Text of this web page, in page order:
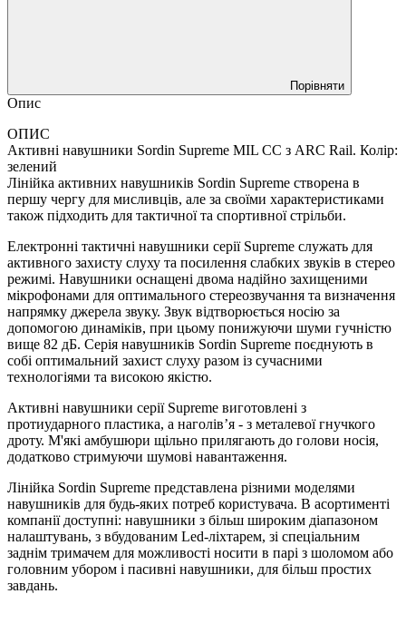
Порівняти
Опис
ОПИС
Активні навушники Sordin Supreme MIL CC з ARC Rail. Колір:
зелений
Лінійка активних навушників Sordin Supreme створена в
першу чергу для мисливців, але за своїми характеристиками
також підходить для тактичної та спортивної стрільби.
Електронні тактичні навушники серії Supreme служать для
активного захисту слуху та посилення слабких звуків в стерео
режимі. Навушники оснащені двома надійно захищеними
мікрофонами для оптимального стереозвучання та визначення
напрямку джерела звуку. Звук відтворюється носію за
допомогою динаміків, при цьому понижуючи шуми гучністю
вище 82 дБ. Серія навушників Sordin Supreme поєднують в
собі оптимальний захист слуху разом із сучасними
технологіями та високою якістю.
Активні навушники серії Supreme виготовлені з
протиударного пластика, а наголів’я - з металевої гнучкого
дроту. М'які амбушюри щільно прилягають до голови носія,
додатково стримуючи шумові навантаження.
Лінійка Sordin Supreme представлена ​​різними моделями
навушників для будь-яких потреб користувача. В асортименті
компанії доступні: навушники з більш широким діапазоном
налаштувань, з вбудованим Led-ліхтарем, зі спеціальним
заднім тримачем для можливості носити в парі з шоломом або
головним убором і пасивні навушники, для більш простих
завдань.